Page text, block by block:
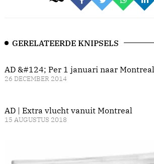
GERELATEERDE KNIPSELS
AD &#124; Per 1 januari naar Montreal
26 DECEMBER 2014
AD | Extra vlucht vanuit Montreal
15 AUGUSTUS 2018